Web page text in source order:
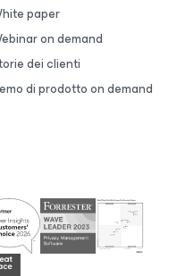
paper
on demand
dei clienti
di prodotto on demand